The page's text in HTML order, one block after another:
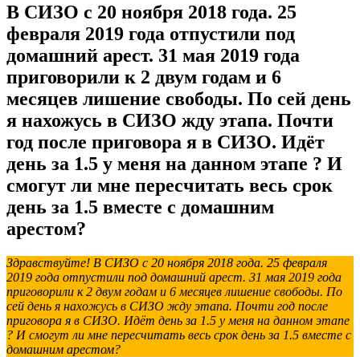
В СИЗО с 20 ноября 2018 года. 25
февраля 2019 года отпустили под
домашний арест. 31 мая 2019 года
приговорили к 2 двум годам и 6
месяцев лишение свободы. По сей день
я нахожусь в СИЗО жду этапа. Почти
год после приговора я в СИЗО. Идёт
день за 1.5 у меня на данном этапе ? И
смогут ли мне пересчитать весь срок
день за 1.5 вместе с домашним
арестом?
Здравствуйте! В СИЗО с 20 ноября 2018 года. 25 февраля
2019 года отпустили под домашний арест. 31 мая 2019 года
приговорили к 2 двум годам и 6 месяцев лишение свободы. По
сей день я нахожусь в СИЗО жду этапа. Почти год после
приговора я в СИЗО. Идёт день за 1.5 у меня на данном этапе
? И смогут ли мне пересчитать весь срок день за 1.5 вместе с
домашним арестом?